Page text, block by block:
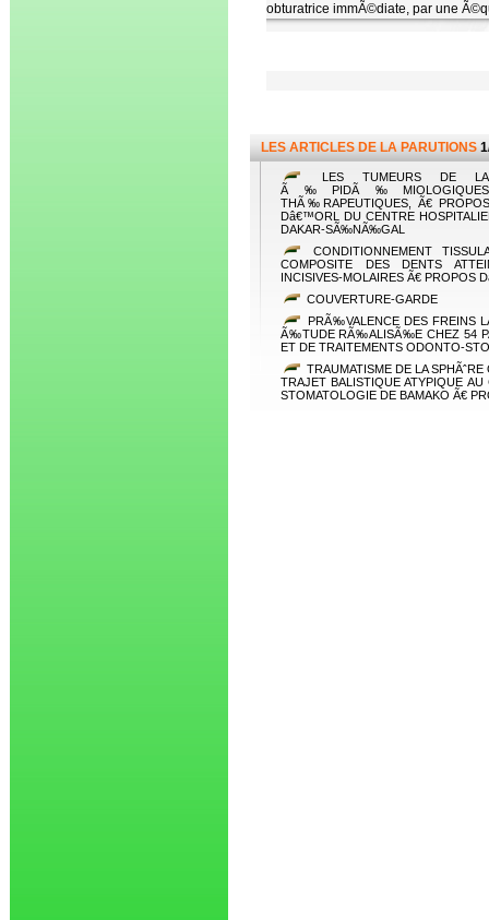
obturatrice immÃ©diate, par une
LES ARTICLES DE LA PARUTIONS
LES TUMEURS DE LA
Ã‰PIDÃ‰MIOLOGIQUES,
THÃ‰RAPEUTIQUES, Ã€
Dâ€™ORL DU CENTRE
DAKAR-SÃ‰NÃ‰GAL
CONDITIONNEMENT
COMPOSITE DES DENTS
INCISIVES-MOLAIRES Ã€ PROPOS
COUVERTURE-GARDE
PRÃ‰VALENCE DES FREINS
Ã‰TUDE RÃ‰ALISÃ‰E CHEZ 54
ET DE TRAITEMENTS ODONTO-
TRAUMATISME DE LA
TRAJET BALISTIQUE ATYPIQUE
STOMATOLOGIE DE BAMAKO Ã€